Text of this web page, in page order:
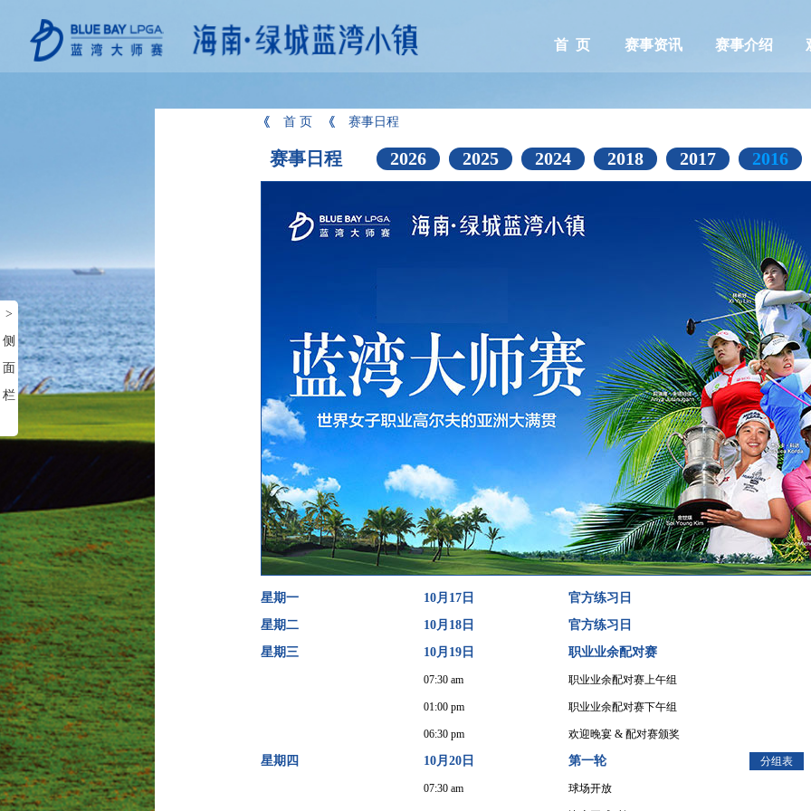
首 页 赛事资讯 赛事介绍
首 页 赛事日程
赛事日程 2016
2017
2018
2024
2025
2026
星期一 10月17日
官方练习日
星期二
10月18日
官方练习日
星期三
10月19日 职业业余配对赛
07:30 am 职业业余配对赛上午组
01:00 pm 职业业余配对赛下午组
06:30 pm 欢迎晚宴 & 配对赛颁奖
星期四 10月20日 第一轮 分组表
07:30 am 球场开放
>
侧
面
栏